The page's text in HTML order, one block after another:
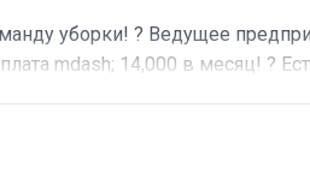
уборки! ? Ведущее
mdash; 14,000 в месяц! ?